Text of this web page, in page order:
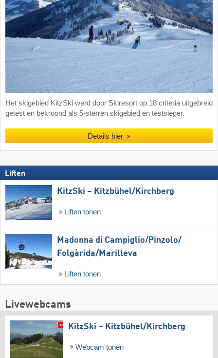
Het skigebied KitzSki werd door Skiresort op 18 criteria uitgebreid
getest en bekroond als 5-sterren skigebied en testsieger.
Details hier
Liften
KitzSki – Kitzbühel/​Kirchberg
Liften tonen
Madonna di Campiglio/​Pinzolo/​
Folgàrida/​Marilleva
Liften tonen
Livewebcams
KitzSki – Kitzbühel/​Kirchberg
Webcam tonen